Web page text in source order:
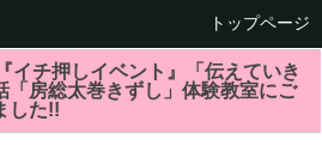
トップページ
イチ押しイベント』「伝えていき
「房総太巻きずし」体験教室にご
した!!